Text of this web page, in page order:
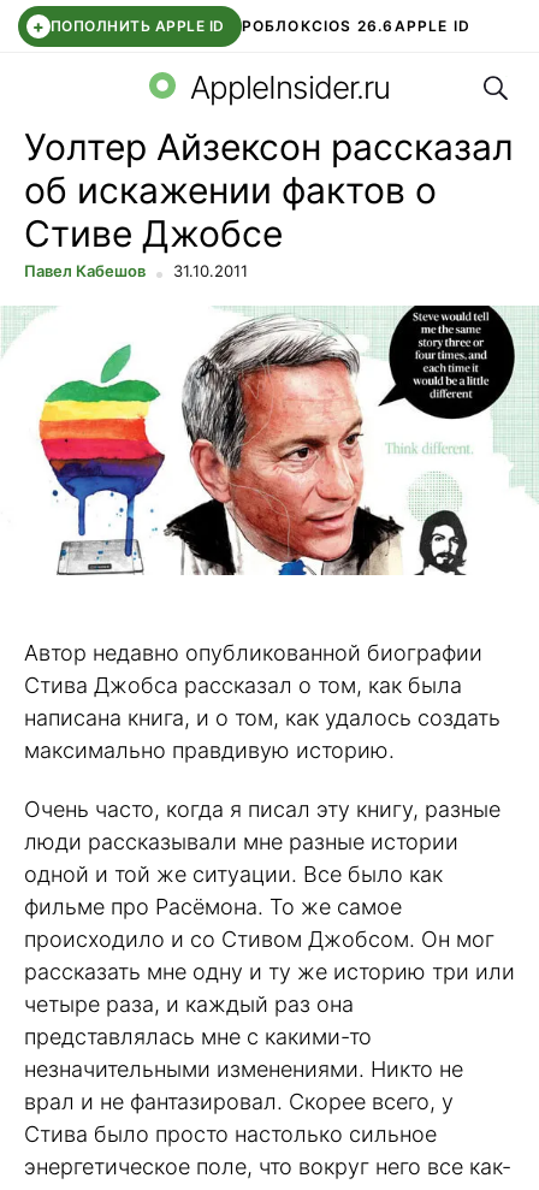
+ ПОПОЛНИТЬ APPLE ID РОБЛОКСIOS 26.6 APPLE ID
WHATSAPP DDE STOREAPP STOREOZON БАНК
AppleInsider.ru
Уолтер Айзексон рассказал
об искажении фактов о
Стиве Джобсе
Павел Кабешов 31.10.2011
Автор недавно опубликованной биографии
Стива Джобса рассказал о том, как была
написана книга, и о том, как удалось создать
максимально правдивую историю.
Очень часто, когда я писал эту книгу, разные
люди рассказывали мне разные истории
одной и той же ситуации. Все было как
фильме про Расёмона. То же самое
происходило и со Стивом Джобсом. Он мог
рассказать мне одну и ту же историю три или
четыре раза, и каждый раз она
представлялась мне с какими-то
незначительными изменениями. Никто не
врал и не фантазировал. Скорее всего, у
Стива было просто настолько сильное
энергетическое поле, что вокруг него все как-